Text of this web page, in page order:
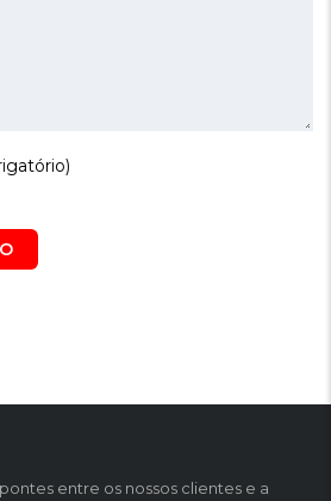
entre os nossos clientes e a